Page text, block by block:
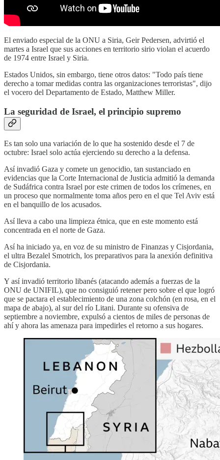
El enviado especial de la ONU a Siria, Geir Pedersen, advirtió el
martes a Israel que sus acciones en territorio sirio violan el acuerdo
de 1974 entre Israel y Siria.
Estados Unidos, sin embargo, tiene otros datos: "Todo país tiene
derecho a tomar medidas contra las organizaciones terroristas", dijo
el vocero del Departamento de Estado, Matthew Miller.
La seguridad de Israel, el principio supremo
Es tan solo una variación de lo que ha sostenido desde el 7 de
octubre: Israel solo actúa ejerciendo su derecho a la defensa.
Así invadió Gaza y comete un genocidio, tan sustanciado en
evidencias que la Corte Internacional de Justicia admitió la demanda
de Sudáfrica contra Israel por este crimen de todos los crímenes, en
un proceso que normalmente toma años pero en el que Tel Aviv está
en el banquillo de los acusados.
Así lleva a cabo una limpieza étnica, que en este momento está
concentrada en el norte de Gaza.
Así ha iniciado ya, en voz de su ministro de Finanzas y Cisjordania,
el ultra Bezalel Smotrich, los preparativos para la anexión definitiva
de Cisjordania.
Y así invadió territorio libanés (atacando además a fuerzas de la
ONU de UNIFIL), que no consiguió retener pero sobre el que logró
que se pactara el establecimiento de una zona colchón (en rosa, en el
mapa de abajo), al sur del río Litani. Durante su ofensiva de
septiembre a noviembre, expulsó a cientos de miles de personas de
ahí y ahora las amenaza para impedirles el retorno a sus hogares.